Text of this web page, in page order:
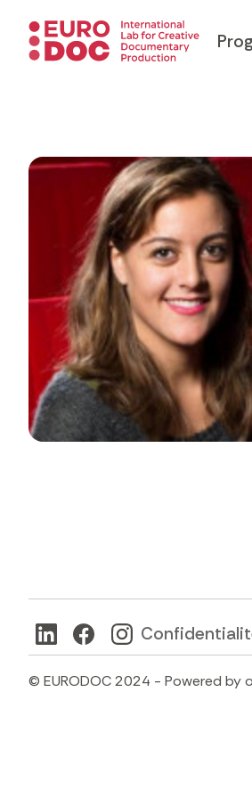
© EURODOC 2024 - Powered by